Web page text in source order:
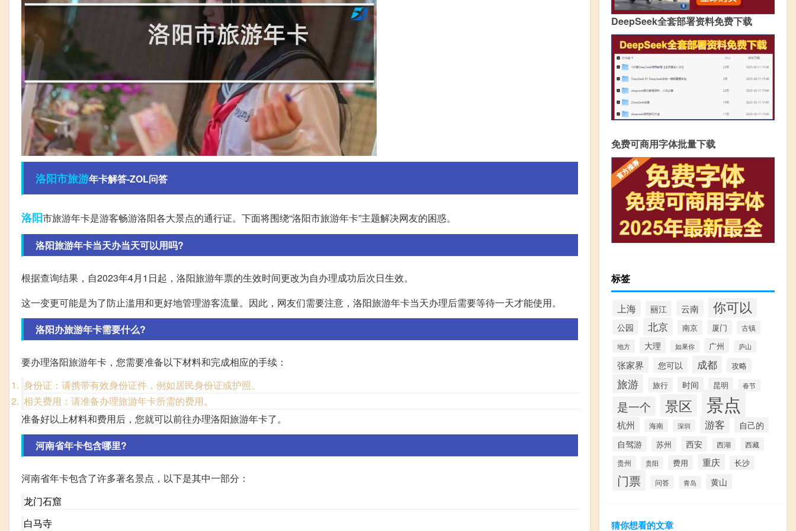
洛阳市旅游年卡解答-ZOL问答
洛阳市旅游年卡是游客畅游洛阳各大景点的通行证。下面将围绕“洛阳市旅游年卡”主题解决网友的困惑。
洛阳旅游年卡当天办当天可以用吗?
根据查询结果，自2023年4月1日起，洛阳旅游年票的生效时间更改为自办理成功后次日生效。
这一变更可能是为了防止滥用和更好地管理游客流量。因此，网友们需要注意，洛阳旅游年卡当天办理后需要等待一天才能使用。
洛阳办旅游年卡需要什么?
要办理洛阳旅游年卡，您需要准备以下材料和完成相应的手续：
身份证：请携带有效身份证件，例如居民身份证或护照。
相关费用：请准备办理旅游年卡所需的费用。
准备好以上材料和费用后，您就可以前往办理洛阳旅游年卡了。
河南省年卡包含哪里?
河南省年卡包含了许多著名景点，以下是其中一部分：
龙门石窟
白马寺
DeepSeek全套部署资料免费下载
免费可商用字体批量下载
标签
上海 丽江 云南 你可以
公园 北京 南京 厦门 古镇
地方 大理 如果你 广州 庐山
张家界 您可以 成都 攻略
旅游 旅行 时间 昆明 春节
是一个 景区 景点
杭州 海南 深圳 游客
自己的
自驾游
苏州 西安 西湖 西藏
贵州 贵阳 费用 重庆 长沙
门票 问答 青岛 黄山
猜你想看的文章